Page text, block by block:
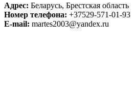
Адрес: Беларусь, Брестская область
Номер телефона: +37529-571-01-93
E-mail: martes2003@yandex.ru